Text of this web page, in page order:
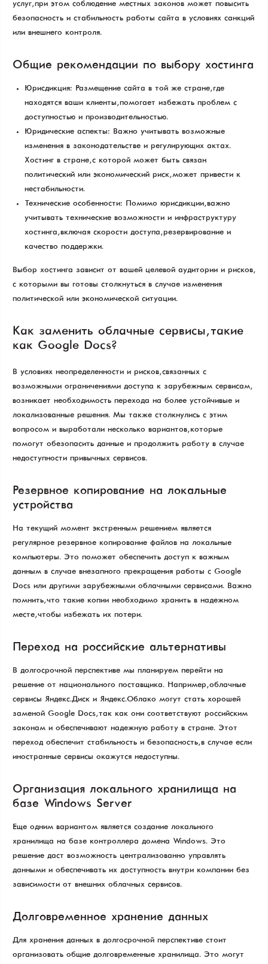
услуг, при этом соблюдение местных законов может повысить
безопасность и стабильность работы сайта в условиях санкций
или внешнего контроля.
Общие рекомендации по выбору хостинга
Юрисдикция: Размещение сайта в той же стране, где
находятся ваши клиенты, помогает избежать проблем с
доступностью и производительностью.
Юридические аспекты: Важно учитывать возможные
изменения в законодательстве и регулирующих актах.
Хостинг в стране, с которой может быть связан
политический или экономический риск, может привести к
нестабильности.
Технические особенности: Помимо юрисдикции, важно
учитывать технические возможности и инфраструктуру
хостинга, включая скорости доступа, резервирование и
качество поддержки.
Выбор хостинга зависит от вашей целевой аудитории и рисков,
с которыми вы готовы столкнуться в случае изменения
политической или экономической ситуации.
Как заменить облачные сервисы, такие
как Google Docs?
В условиях неопределенности и рисков, связанных с
возможными ограничениями доступа к зарубежным сервисам,
возникает необходимость перехода на более устойчивые и
локализованные решения. Мы также столкнулись с этим
вопросом и выработали несколько вариантов, которые
помогут обезопасить данные и продолжить работу в случае
недоступности привычных сервисов.
Резервное копирование на локальные
устройства
На текущий момент экстренным решением является
регулярное резервное копирование файлов на локальные
компьютеры. Это поможет обеспечить доступ к важным
данным в случае внезапного прекращения работы с Google
Docs или другими зарубежными облачными сервисами. Важно
помнить, что такие копии необходимо хранить в надежном
месте, чтобы избежать их потери.
Переход на российские альтернативы
В долгосрочной перспективе мы планируем перейти на
решение от национального поставщика. Например, облачные
сервисы Яндекс.Диск и Яндекс.Облако могут стать хорошей
заменой Google Docs, так как они соответствуют российским
законам и обеспечивают надежную работу в стране. Этот
переход обеспечит стабильность и безопасность, в случае если
иностранные сервисы окажутся недоступны.
Организация локального хранилища на
базе Windows Server
Еще одним вариантом является создание локального
хранилища на базе контроллера домена Windows. Это
решение даст возможность централизованно управлять
данными и обеспечивать их доступность внутри компании без
зависимости от внешних облачных сервисов.
Долговременное хранение данных
Для хранения данных в долгосрочной перспективе стоит
организовать общие долговременные хранилища. Это могут